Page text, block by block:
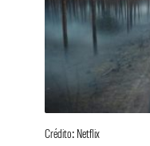
Crédito: Netflix